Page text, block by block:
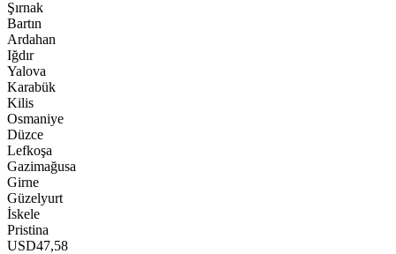
Şırnak
Bartın
Ardahan
Iğdır
Yalova
Karabük
Kilis
Osmaniye
Düzce
Lefkoşa
Gazimağusa
Girne
Güzelyurt
İskele
Pristina
USD47,58